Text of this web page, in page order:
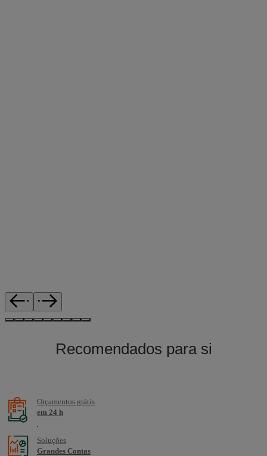
Recomendados para si
Orçamentos grátis
em 24 h
Soluções
Grandes Contas